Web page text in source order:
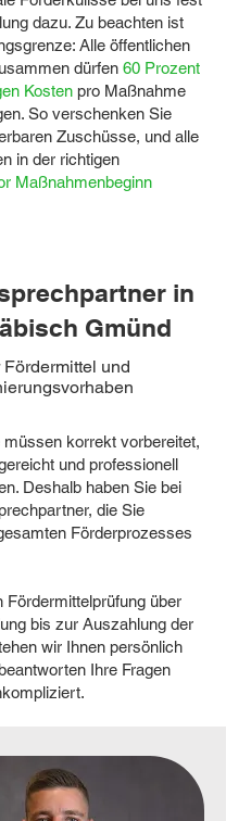
dazu. Zu beachten ist
Alle öffentlichen
dürfen 60 Prozent
Kosten pro Maßnahme
So verschenken Sie
Zuschüsse, und alle
in der richtigen
Maßnahmenbeginn
in
Gmünd
Fördermittel und
müssen korrekt vorbereitet,
und professionell
Deshalb haben Sie bei
die Sie
Förderprozesses
Fördermittelprüfung über
bis zur Auszahlung der
wir Ihnen persönlich
Ihre Fragen